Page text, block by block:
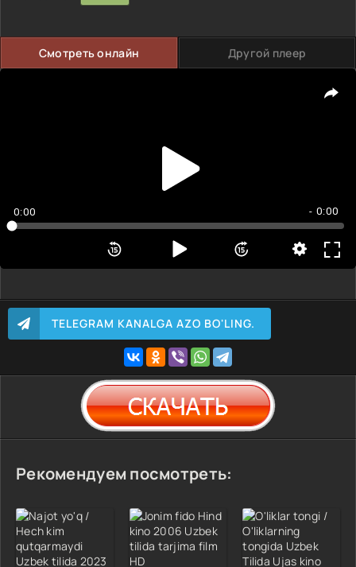
Смотреть онлайн Другой плеер
0:00 - 0:00
TELEGRAM KANALGA AZO BO'LING.
Рекомендуем посмотреть: